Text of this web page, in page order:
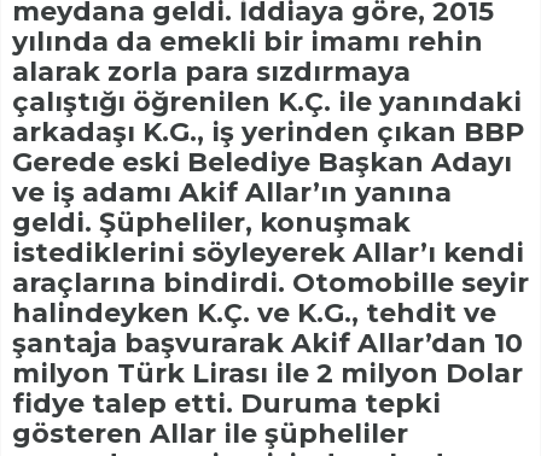
meydana geldi. İddiaya göre, 2015
yılında da emekli bir imamı rehin
alarak zorla para sızdırmaya
çalıştığı öğrenilen K.Ç. ile yanındaki
arkadaşı K.G., iş yerinden çıkan BBP
Gerede eski Belediye Başkan Adayı
ve iş adamı Akif Allar’ın yanına
geldi. Şüpheliler, konuşmak
istediklerini söyleyerek Allar’ı kendi
araçlarına bindirdi. Otomobille seyir
halindeyken K.Ç. ve K.G., tehdit ve
şantaja başvurarak Akif Allar’dan 10
milyon Türk Lirası ile 2 milyon Dolar
fidye talep etti. Duruma tepki
gösteren Allar ile şüpheliler